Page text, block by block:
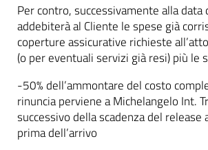
Per contro, successivamente alla
addebiterà al Cliente le spese già
coperture assicurative richieste
(o per eventuali servizi già resi) più le
-50% dell’ammontare del costo
rinuncia perviene a Michelangelo Int.
successivo della scadenza del
prima dell’arrivo